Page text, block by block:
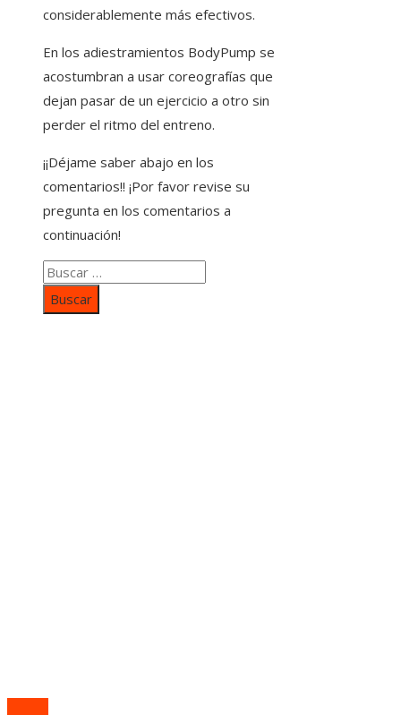
considerablemente más efectivos.
En los adiestramientos BodyPump se
acostumbran a usar coreografías que
dejan pasar de un ejercicio a otro sin
perder el ritmo del entreno.
¡¡Déjame saber abajo en los
comentarios!! ¡Por favor revise su
pregunta en los comentarios a
continuación!
Buscar: